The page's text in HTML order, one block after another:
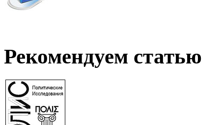
Рекомендуем статью